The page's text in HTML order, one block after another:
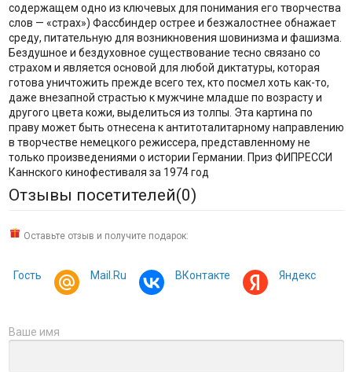
содержащем одно из ключевых для понимания его творчества
слов — «страх») Фассбиндер острее и безжалостнее обнажает
среду, питательную для возникновения шовинизма и фашизма.
Бездушное и бездуховное существование тесно связано со
страхом и является основой для любой диктатуры, которая
готова уничтожить прежде всего тех, кто посмел хоть как-то,
даже внезапной страстью к мужчине младше по возрасту и
другого цвета кожи, выделиться из толпы. Эта картина по
праву может быть отнесена к антитоталитарному направлению
в творчестве немецкого режиссера, представленному не
только произведениями о истории Германии. Приз ФИПРЕССИ
Каннского кинофестиваля за 1974 год
Отзывы посетителей(0)
Оставьте отзыв и получите подарок:
Гость Mail.Ru ВКонтакте Яндекс
Ваше имя